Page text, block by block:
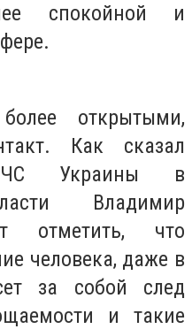
спокойной и
открытыми,
Как сказал
Украины в
Владимир
отметить, что
человека, даже в
за собой след
и такие